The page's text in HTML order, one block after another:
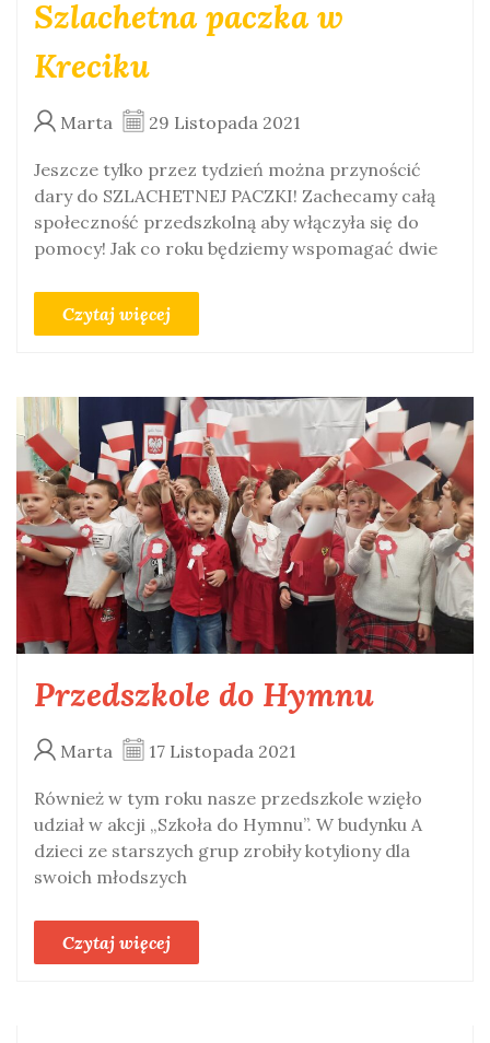
Szlachetna paczka w
Kreciku
Marta 29 Listopada 2021
Jeszcze tylko przez tydzień można przynościć
dary do SZLACHETNEJ PACZKI! Zachecamy całą
społeczność przedszkolną aby włączyła się do
pomocy! Jak co roku będziemy wspomagać dwie
Czytaj więcej
Przedszkole do Hymnu
Marta 17 Listopada 2021
Również w tym roku nasze przedszkole wzięło
udział w akcji „Szkoła do Hymnu”. W budynku A
dzieci ze starszych grup zrobiły kotyliony dla
swoich młodszych
Czytaj więcej